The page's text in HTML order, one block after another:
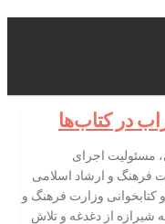
در کتاب‌ها
مسئولیت اجرای
فرهنگ و ارشاد اسلامی
وزارت فرهنگ و
شیرازه از دغدغه و تلاش